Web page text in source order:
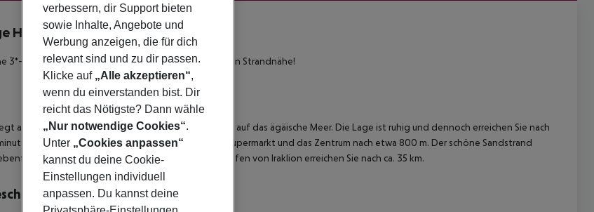
Hotel
3
3*-Sterne Apartment-Anlage, kinderfreundlich und in Strandnähe!
an einem Hang, mit einer wunderschönen Aussicht auf das ägäische Meer. Die Lage ist ruhig und dennoch erreichen Sie nach
Restaurants, Bars, Souvenirgeschäfte, einen Supermarkt und das Zentrum nach etwa 800 m. Der schöne Sandstrand
nur etwa 800 Meter entfernt und den Flughafen von Iraklion erreichen Sie nach ca. 35 km.
verbessern, dir Support bieten
sowie Inhalte, Angebote und
Werbung anzeigen, die für dich
relevant sind und zu dir passen.
Klicke auf „Alle akzeptieren“,
wenn du einverstanden bist. Dir
reicht das Nötigste? Dann wähle
„Nur notwendige Cookies“.
Unter „Cookies anpassen“
kannst du deine Cookie-
Einstellungen individuell
anpassen. Du kannst deine